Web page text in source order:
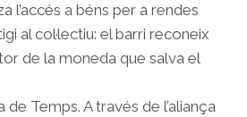
l’accés a béns per a rendes
al col·lectiu: el barri reconeix
de la moneda que salva el
Temps. A través de l’aliança